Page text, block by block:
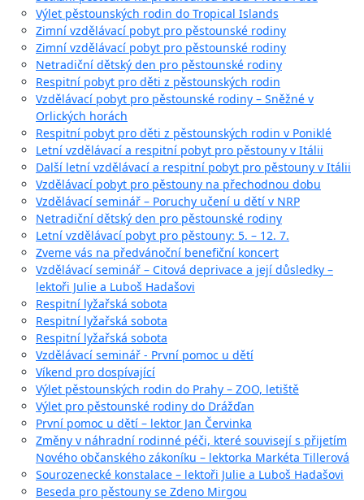
Výlet pěstounských rodin do Tropical Islands
Zimní vzdělávací pobyt pro pěstounské rodiny
Zimní vzdělávací pobyt pro pěstounské rodiny
Netradiční dětský den pro pěstounské rodiny
Respitní pobyt pro děti z pěstounských rodin
Vzdělávací pobyt pro pěstounské rodiny – Sněžné v
Orlických horách
Respitní pobyt pro děti z pěstounských rodin v Poniklé
Letní vzdělávací a respitní pobyt pro pěstouny v Itálii
Další letní vzdělávací a respitní pobyt pro pěstouny v Itálii
Vzdělávací pobyt pro pěstouny na přechodnou dobu
Vzdělávací seminář – Poruchy učení u dětí v NRP
Netradiční dětský den pro pěstounské rodiny
Letní vzdělávací pobyt pro pěstouny: 5. – 12. 7.
Zveme vás na předvánoční benefiční koncert
Vzdělávací seminář – Citová deprivace a její důsledky –
lektoři Julie a Luboš Hadašovi
Respitní lyžařská sobota
Respitní lyžařská sobota
Respitní lyžařská sobota
Vzdělávací seminář - První pomoc u dětí
Víkend pro dospívající
Výlet pěstounských rodin do Prahy – ZOO, letiště
Výlet pro pěstounské rodiny do Drážďan
První pomoc u dětí – lektor Jan Červinka
Změny v náhradní rodinné péči, které souvisejí s přijetím
Nového občanského zákoníku – lektorka Markéta Tillerová
Sourozenecké konstalace – lektoři Julie a Luboš Hadašovi
Beseda pro pěstouny se Zdeno Mirgou